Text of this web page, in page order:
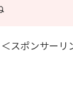
＜スポンサーリ